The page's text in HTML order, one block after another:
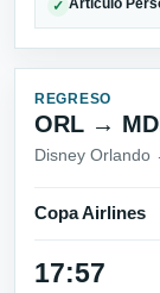
✓ Articulo
REGRESO
ORL →
Disney
Copa Airlines
17:57